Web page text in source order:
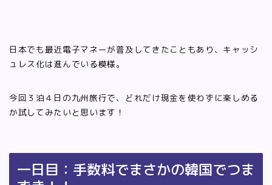
日本でも最近電子マネーが普及してきたこともあり、キャッシ
ュレス化は進んでいる模様。
今回３泊４日の九州旅行で、どれだけ現金を使わずに楽しめる
か試してみたいと思います！
一日目：手数料でまさかの韓国でつま